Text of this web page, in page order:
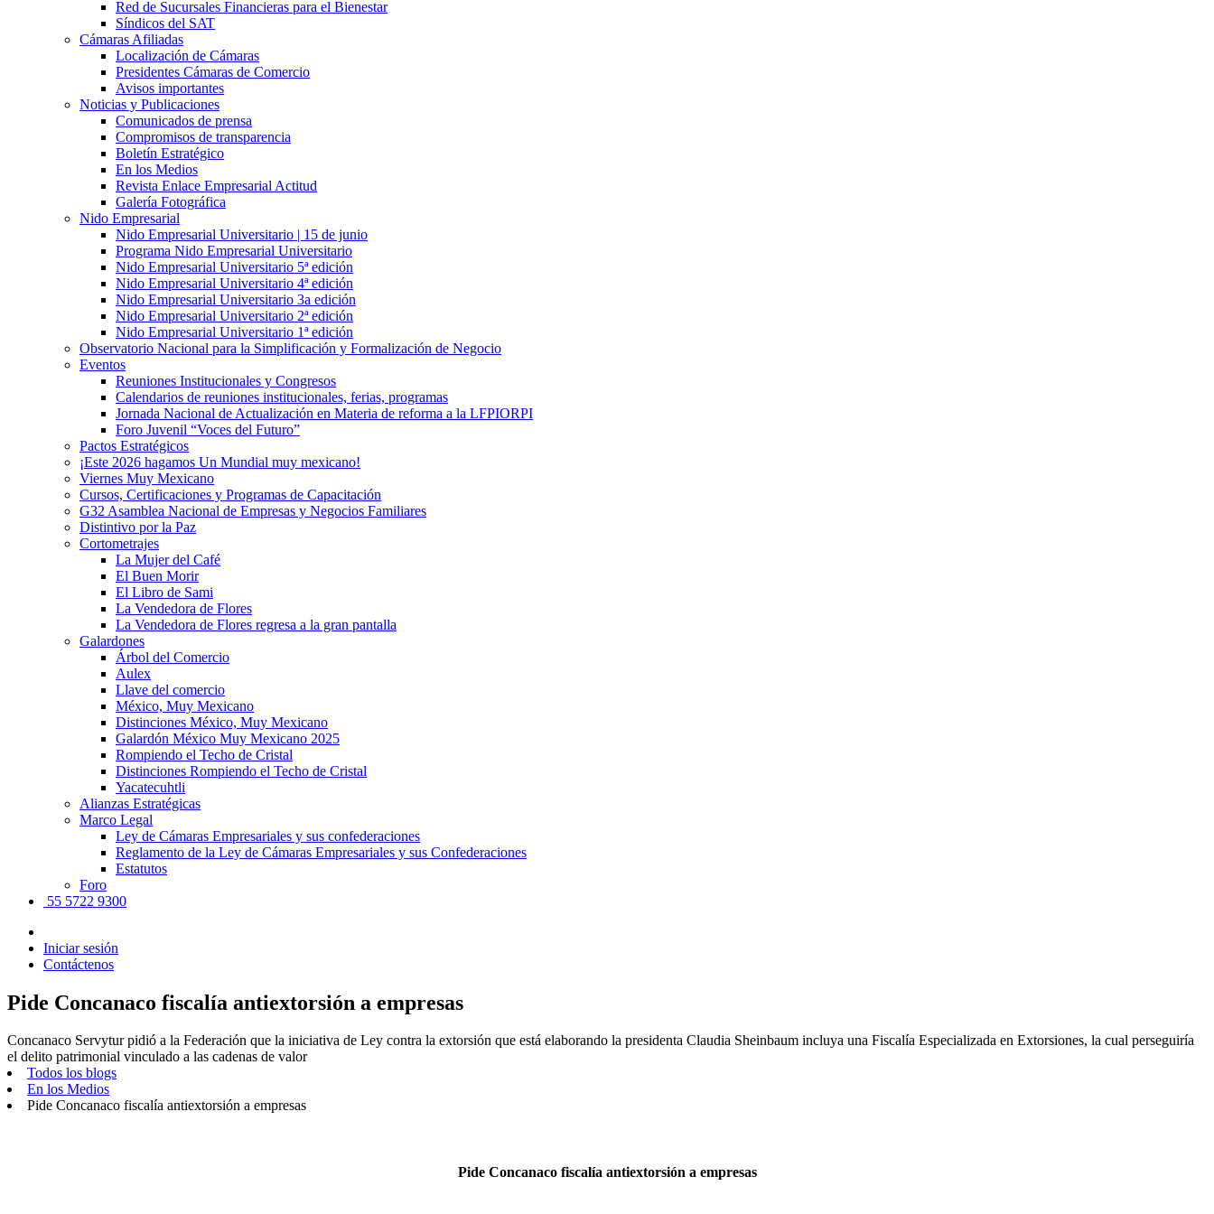
Red de Sucursales Financieras para el Bienestar
Síndicos del SAT
Cámaras Afiliadas
Localización de Cámaras
Presidentes Cámaras de Comercio
Avisos importantes
Noticias y Publicaciones
Comunicados de prensa
Compromisos de transparencia
Boletín Estratégico
En los Medios
Revista Enlace Empresarial Actitud
Galería Fotográfica
Nido Empresarial
Nido Empresarial Universitario | 15 de junio
Programa Nido Empresarial Universitario
Nido Empresarial Universitario 5ª edición
Nido Empresarial Universitario 4ª edición
Nido Empresarial Universitario 3a edición
Nido Empresarial Universitario 2ª edición
Nido Empresarial Universitario 1ª edición
Observatorio Nacional para la Simplificación y Formalización de Negocio
Eventos
Reuniones Institucionales y Congresos
Calendarios de reuniones institucionales, ferias, programas
Jornada Nacional de Actualización en Materia de reforma a la LFPIORPI
Foro Juvenil “Voces del Futuro”
Pactos Estratégicos
¡Este 2026 hagamos Un Mundial muy mexicano!
Viernes Muy Mexicano
Cursos, Certificaciones y Programas de Capacitación
G32 Asamblea Nacional de Empresas y Negocios Familiares
Distintivo por la Paz
Cortometrajes
La Mujer del Café
El Buen Morir
El Libro de Sami
La Vendedora de Flores
La Vendedora de Flores regresa a la gran pantalla
Galardones
Árbol del Comercio
Aulex
Llave del comercio
México, Muy Mexicano
Distinciones México, Muy Mexicano
Galardón México Muy Mexicano 2025
Rompiendo el Techo de Cristal
Distinciones Rompiendo el Techo de Cristal
Yacatecuhtli
Alianzas Estratégicas
Marco Legal
Ley de Cámaras Empresariales y sus confederaciones
Reglamento de la Ley de Cámaras Empresariales y sus Confederaciones
Estatutos
Foro
55 5722 9300
Iniciar sesión
Contáctenos
Pide Concanaco fiscalía antiextorsión a empresas
Concanaco Servytur pidió a la Federación que la iniciativa de Ley contra la extorsión que está elaborando la presidenta Claudia Sheinbaum incluya una Fiscalía Especializada en Extorsiones, la cual perseguiría
el delito patrimonial vinculado a las cadenas de valor
Todos los blogs
En los Medios
Pide Concanaco fiscalía antiextorsión a empresas
Pide Concanaco fiscalía antiextorsión a empresas